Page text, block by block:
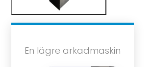
En lägre arkadmaskin